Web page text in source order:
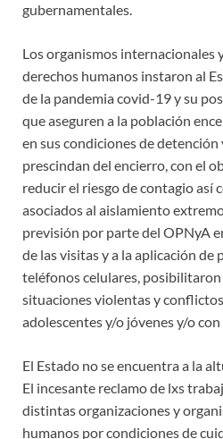
gubernamentales.
Los organismos internacionales
derechos humanos instaron al
de la pandemia covid-19 y su
que aseguren a la población
en sus condiciones de detención
prescindan del encierro, con el
reducir el riesgo de contagio así
asociados al aislamiento
previsión por parte del OPNyA
de las visitas y a la aplicación
teléfonos celulares, posibilitaron
situaciones violentas y
adolescentes y/o jóvenes y/o
El Estado no se encuentra a la
El incesante reclamo de lxs
distintas organizaciones y
humanos por condiciones de